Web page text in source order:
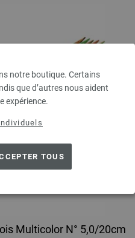
notre boutique. Certains
que d’autres nous aident
expérience.
TOUS
Multicolor N° 5,0/20cm